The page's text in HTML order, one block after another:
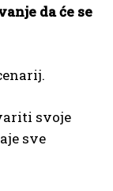
da će se
svoje
sve